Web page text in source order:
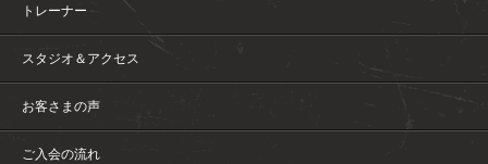
トレーナー
スタジオ＆アクセス
お客さまの声
ご入会の流れ